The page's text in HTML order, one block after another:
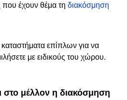
έχουν θέμα τη διακόσμηση
καταστήματα επίπλων για να
με ειδικούς του χώρου.
στο μέλλον η διακόσμηση